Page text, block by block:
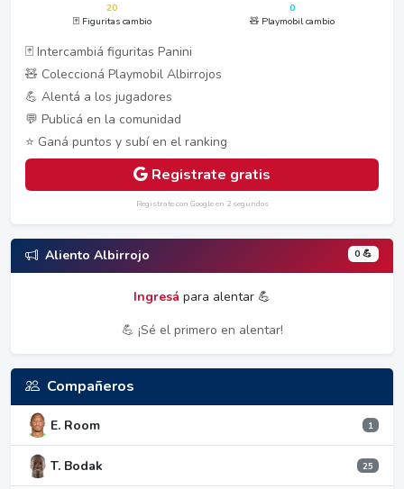
20
🃏 Figuritas cambio
0
🧸 Playmobil cambio
🃏 Intercambiá figuritas Panini
🧸 Coleccioná Playmobil Albirrojos
💪 Alentá a los jugadores
💬 Publicá en la comunidad
⭐ Ganá puntos y subí en el ranking
Registrate gratis
Registrate con Google en 2 segundos
Aliento Albirrojo 0 💪
Ingresá para alentar 💪
💪 ¡Sé el primero en alentar!
Compañeros
E. Room 1
T. Bodak 25